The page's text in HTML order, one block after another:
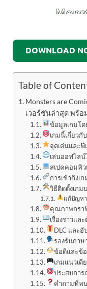
DOWNLOAD
Table of
Monsters are
เวอร์ชันล่าสุด พร้อ
ข้อมูลเกมโด
เกมนี้เกี่ยวกั
จุดเด่นและ
เล่นออฟไลน์
สเปคคอมพิว
การเข้าถึงเ
วิธีติดตั้งเกม
แก้ปัญห
คุณภาพกรา
เรื่องราวแล
DLC และอั
รองรับภาษ
ข้อดีและข้อ
เกมแนวเ
ประสบกา
คำถามที่พ